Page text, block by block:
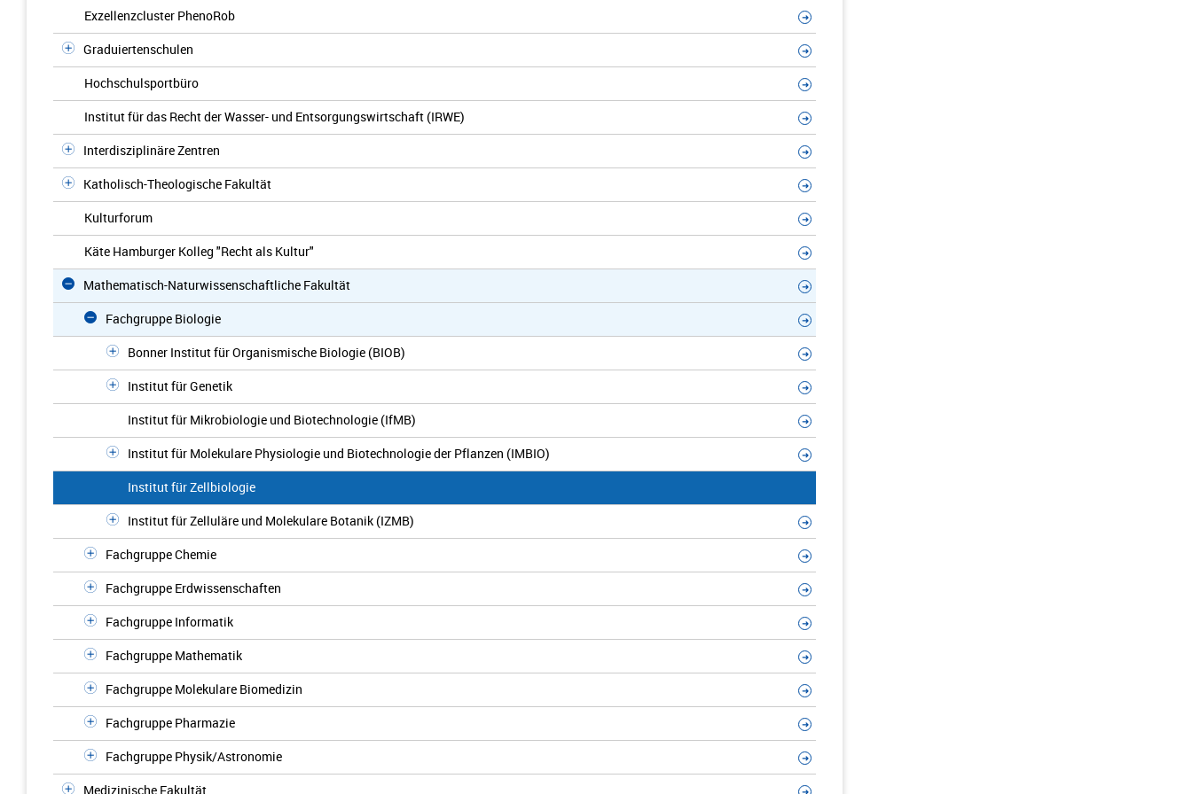
Exzellenzcluster PhenoRob
Graduiertenschulen
Hochschulsportbüro
Institut für das Recht der Wasser- und Entsorgungswirtschaft (IRWE)
Interdisziplinäre Zentren
Katholisch-Theologische Fakultät
Kulturforum
Käte Hamburger Kolleg "Recht als Kultur"
Mathematisch-Naturwissenschaftliche Fakultät
Fachgruppe Biologie
Bonner Institut für Organismische Biologie (BIOB)
Institut für Genetik
Institut für Mikrobiologie und Biotechnologie (IfMB)
Institut für Molekulare Physiologie und Biotechnologie der Pflanzen (IMBIO)
Institut für Zellbiologie
Institut für Zelluläre und Molekulare Botanik (IZMB)
Fachgruppe Chemie
Fachgruppe Erdwissenschaften
Fachgruppe Informatik
Fachgruppe Mathematik
Fachgruppe Molekulare Biomedizin
Fachgruppe Pharmazie
Fachgruppe Physik/Astronomie
Medizinische Fakultät